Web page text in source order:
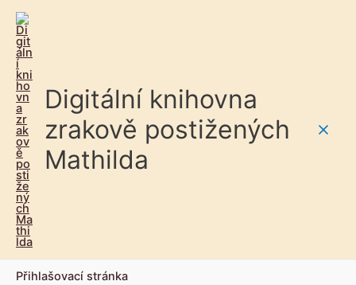
Digitální knihovna
zrakově postižených
Mathilda
Přihlašovací stránka